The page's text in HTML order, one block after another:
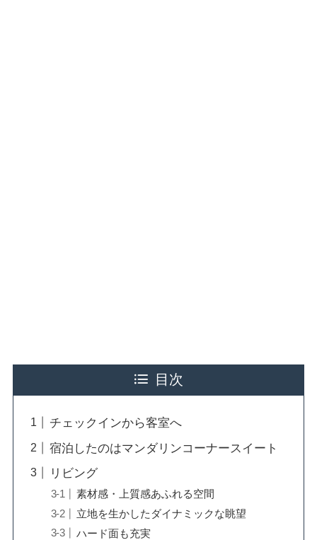
目次
チェックインから客室へ
宿泊したのはマンダリンコーナースイート
リビング
素材感・上質感あふれる空間
立地を生かしたダイナミックな眺望
ハード面も充実